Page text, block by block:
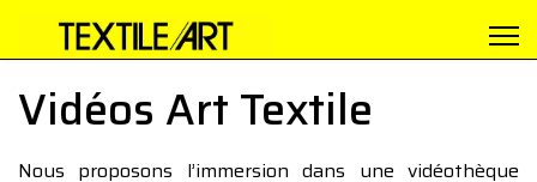
Vidéos Art Textile
Nous proposons l’immersion dans une vidéothèque